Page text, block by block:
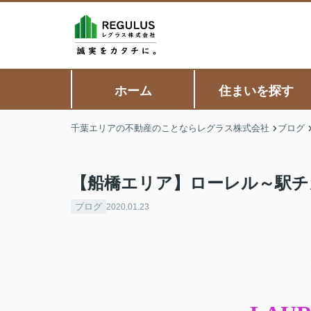
ホーム 住まいを探す
千葉エリアの不動産のことならレグラス株式会社 ブログ
【船橋エリア】ローレル～駅
ブログ 2020.01.23